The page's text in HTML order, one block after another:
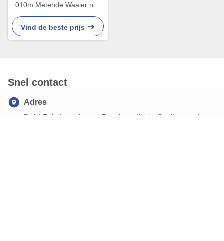
010m Metende Waaier niet
van het Contactniveau
Vind de beste prijs
Snel contact
Adres
Blok V5, industriële stad Ronghao, district Gaoling, stad